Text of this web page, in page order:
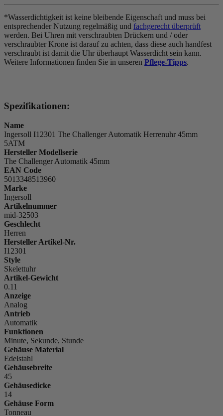
*Wasserdichtigkeit ist keine bleibende Eigenschaft und muss bei
entsprechender Nutzung regelmäßig und fachgerecht überprüft
werden. Bei Uhren mit verschraubten Drückern und / oder
verschraubter Krone ist darauf zu achten, dass diese auch handfest
verschraubt ist damit die Uhr überhaupt Wasserdicht sein kann.
Weitere Informationen finden Sie in unseren Pflege-Tipps.
Spezifikationen:
Name
Ingersoll I12301 The Challenger Automatik Herrenuhr 45mm
5ATM
Hersteller Modellserie
The Challenger Automatik 45mm
EAN Code
5013348513960
Marke
Ingersoll
Artikelnummer
mid-32503
Geschlecht
Herren
Hersteller Artikel-Nr.
I12301
Style
Skelettuhr
Artikel-Gewicht
0.11
Anzeige
Analog
Antrieb
Automatik
Funktionen
Minute, Sekunde, Stunde
Gehäuse Material
Edelstahl
Gehäusebreite
45
Gehäusedicke
14
Gehäuse Form
Tonneau